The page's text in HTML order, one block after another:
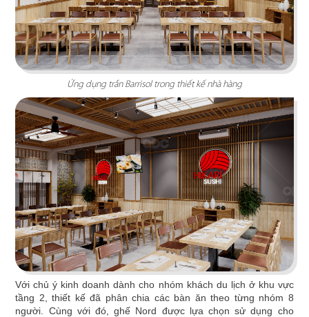
PAT KAO THAI BẾN TRE
Dấu ấn Thái trên nền không gian nội thất hiện đại
Chi tiết
Ứng dụng trần Barrisol trong thiết kế nhà hàng
Với chủ ý kinh doanh dành cho nhóm khách du lịch ở khu vực
tầng 2, thiết kế đã phân chia các bàn ăn theo từng nhóm 8
người. Cùng với đó, ghế Nord được lựa chọn sử dụng cho